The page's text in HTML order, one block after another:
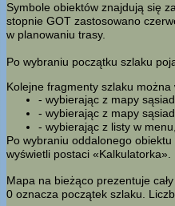
Symbole obiektów znajdują się
stopnie GOT zastosowano
w planowaniu trasy.
Po wybraniu początku szlaku
Kolejne fragmenty szlaku
- wybierając z mapy
- wybierając z mapy
- wybierając z listy w
Po wybraniu oddalonego
wyświetli postaci «Kalkulatorka».
Mapa na bieżąco prezentuje
0 oznacza początek szlaku.